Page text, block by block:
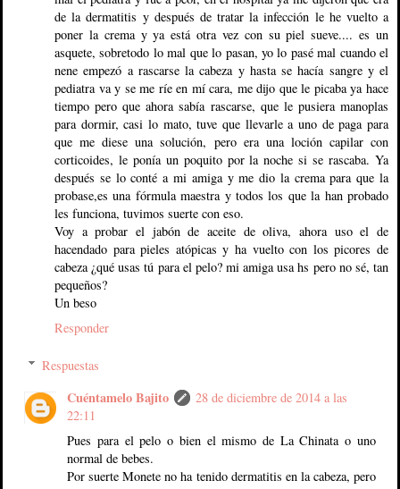
de la dermatitis y después de tratar la infección le he vuelto a
poner la crema y ya está otra vez con su piel sueve.... es un
asquete, sobretodo lo mal que lo pasan, yo lo pasé mal cuando el
nene empezó a rascarse la cabeza y hasta se hacía sangre y el
pediatra va y se me ríe en mí cara, me dijo que le picaba ya hace
tiempo pero que ahora sabía rascarse, que le pusiera manoplas
para dormir, casi lo mato, tuve que llevarle a uno de paga para
que me diese una solución, pero era una loción capilar con
corticoides, le ponía un poquito por la noche si se rascaba. Ya
después se lo conté a mi amiga y me dio la crema para que la
probase,es una fórmula maestra y todos los que la han probado
les funciona, tuvimos suerte con eso.
Voy a probar el jabón de aceite de oliva, ahora uso el de
hacendado para pieles atópicas y ha vuelto con los picores de
cabeza ¿qué usas tú para el pelo? mi amiga usa hs pero no sé, tan
pequeños?
Un beso
Responder
Respuestas
Cuéntamelo Bajito
28 de diciembre de 2014 a las
22:11
Pues para el pelo o bien el mismo de La Chinata o uno
normal de bebes.
Por suerte Monete no ha tenido dermatitis en la cabeza, pero